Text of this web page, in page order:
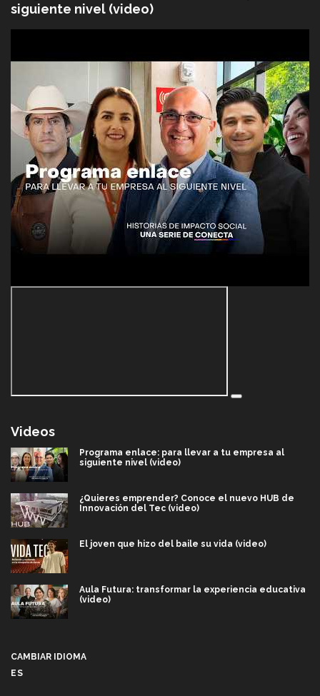
siguiente nivel (video)
Videos
Programa enlace: para llevar a tu empresa al
siguiente nivel (video)
¿Quieres emprender? Conoce el nuevo HUB de
Innovación del Tec (video)
El joven que hizo del baile su vida (video)
Aula Futura: transformar la experiencia educativa
(video)
CAMBIAR IDIOMA
ES